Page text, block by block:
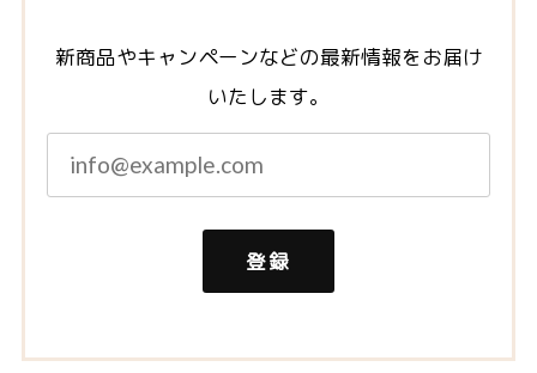
新商品やキャンペーンなどの最新情報をお届け
いたします。
登録